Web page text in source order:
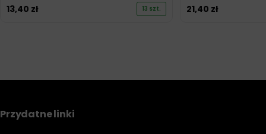
13,40 zł 13 szt. 21,40 zł
Przydatne linki